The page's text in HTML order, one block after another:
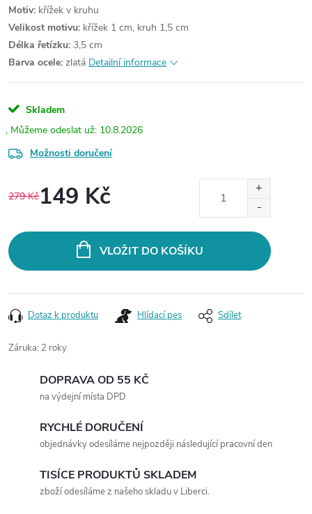
Motiv: křížek v kruhu
Velikost motivu: křížek 1 cm, kruh 1,5 cm
Délka řetízku: 3,5 cm
Barva ocele: zlatá Detailní informace
Skladem
10.8.2026
Možnosti doručení
279 Kč149 Kč
VLOŽIT DO KOŠÍKU
Dotaz k produktu Hlídací pes Sdílet
Záruka: 2 roky
DOPRAVA OD 55 KČ
na výdejní místa DPD
RYCHLÉ DORUČENÍ
objednávky odesíláme nejpozději následující pracovní den
TISÍCE PRODUKTŮ SKLADEM
zboží odesíláme z našeho skladu v Liberci.